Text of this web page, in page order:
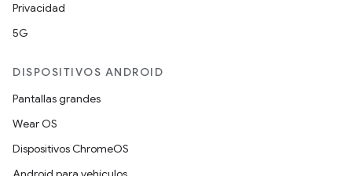
Privacidad
5G
DISPOSITIVOS ANDROID
Pantallas grandes
Wear OS
Dispositivos ChromeOS